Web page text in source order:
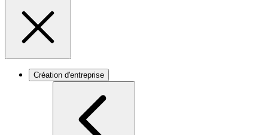
Création d'entreprise